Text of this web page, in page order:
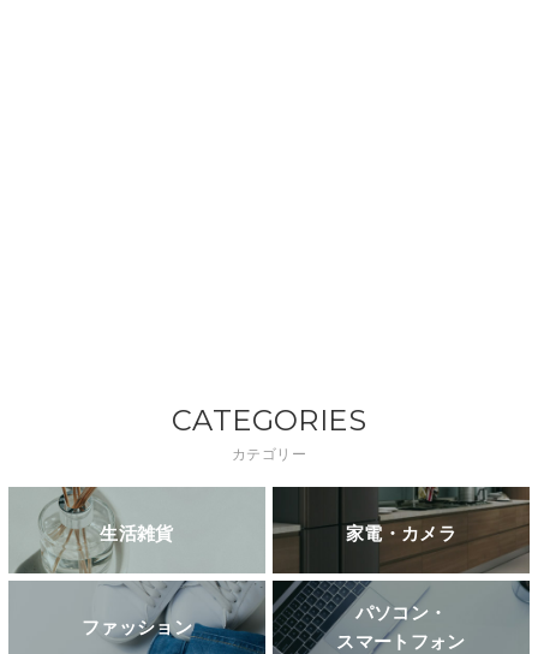
CATEGORIES
カテゴリー
生活雑貨 家電・カメラ
ファッション
パソコン・
スマートフォン